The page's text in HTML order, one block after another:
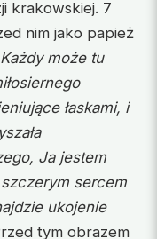
krakowskiej. 7
nim jako papież
Każdy może tu
łaskami, i
Ja jestem
sercem
ukojenie
tym obrazem